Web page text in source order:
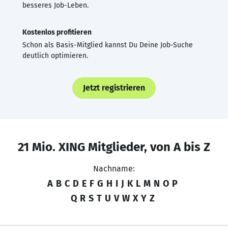
besseres Job-Leben.
Kostenlos profitieren
Schon als Basis-Mitglied kannst Du Deine Job-Suche
deutlich optimieren.
Jetzt registrieren
21 Mio. XING Mitglieder, von A bis Z
Nachname:
A B C D E F G H I J K L M N O P
Q R S T U V W X Y Z